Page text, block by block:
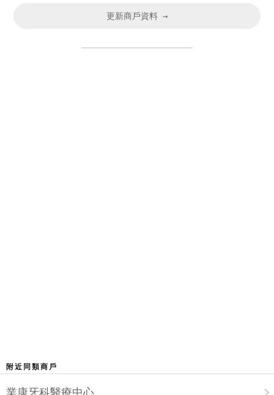
更新商戶資料 →
附近同類商戶
業康牙科醫療中心